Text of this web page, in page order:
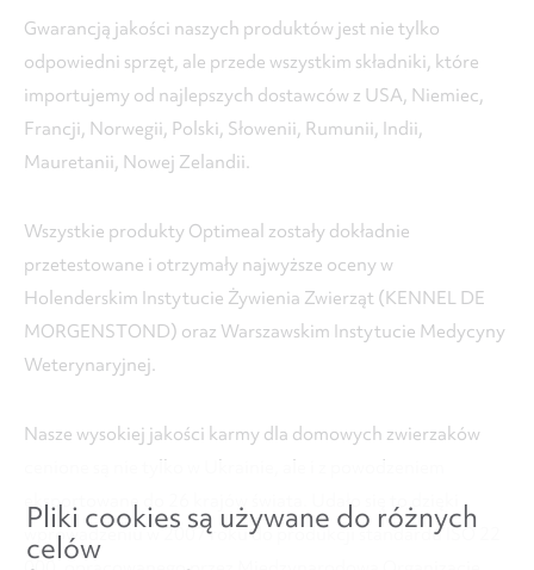
Gwarancją jakości naszych produktów jest nie tylko
odpowiedni sprzęt, ale przede wszystkim składniki, które
importujemy od najlepszych dostawców z USA, Niemiec,
Francji, Norwegii, Polski, Słowenii, Rumunii, Indii,
Mauretanii, Nowej Zelandii.
Wszystkie produkty Optimeal zostały dokładnie
przetestowane i otrzymały najwyższe oceny w
Holenderskim Instytucie Żywienia Zwierząt (KENNEL DE
MORGENSTOND) oraz Warszawskim Instytucie Medycyny
Weterynaryjnej.
Nasze wysokiej jakości karmy dla domowych zwierzaków
cenione są nie tylko w Ukrainie, ale i z powodzeniem
eksportowane do 26 krajów świata. Udało się to dzięki
wprowadzeniu w 2007 roku do produkcji standardu ISO 22
Pliki cookies są używane do różnych
celów